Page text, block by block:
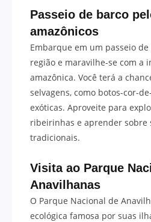
Passeio de barco
amazônicos
Embarque em um passeio
região e maravilhe-se com a
amazônica. Você terá a
selvagens, como botos-cor-
exóticas. Aproveite para
ribeirinhas e aprender sobre
tradicionais.
Visita ao Parque
Anavilhanas
O Parque Nacional de
ecológica famosa por suas